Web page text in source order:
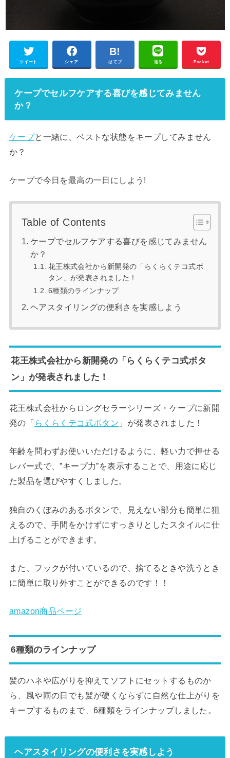
ツイート シェア はてブ 送る Pocket
ケープでセルフケアする喜びを感じてみません
か？
ケープと一緒に、ベストな状態をキープしてみません
か？
ケープで今日を最高の一日にしよう!
Table of Contents
ケープでセルフケアする喜びを感じてみません
か？
花王株式会社から新開発の「らくらくテコ式ボ
タン」が発表されました！
6種類のラインナップ
ヘアスタイリングの便利さを実感しよう
花王株式会社から新開発の「らくらくテコ式ボタ
ン」が発表されました！
花王株式会社からロングセラーシリーズ・ケープに新開
発の「らくらくテコ式ボタン 」が発表されました！
年齢を問わずお使いいただけるように、軽い力で押せる
レバー式で、”キープ力”を表示することで、用途に応じ
た製品を選びやすくしました。
独自のくぼみのあるボタンで、見えない部分も簡単に狙
えるので、手間をかけずにすっきりとしたスタイルに仕
上げることができます。
また、フックが付いているので、捨てるときや洗うとき
に簡単に取り外すことができるのです！！
amazon商品ページ
6種類のラインナップ
髪のハネや広がりを抑えてソフトにセットするものか
ら、風や雨の日でも髪が硬くならずに自然な仕上がりを
キープするものまで、6種類をラインナップしました。
ヘアスタイリングの便利さを実感しよう